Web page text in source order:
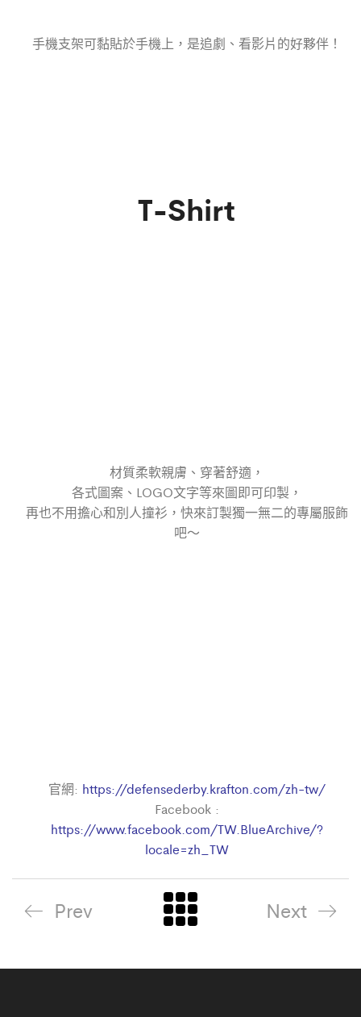
手機支架可黏貼於手機上，是追劇、看影片的好夥伴！
T-Shirt
材質柔軟親膚、穿著舒適，
各式圖案、LOGO文字等來圖即可印製，
再也不用擔心和別人撞衫，快來訂製獨一無二的專屬服飾
吧～
官網: https://defensederby.krafton.com/zh-tw/
Facebook :
https://www.facebook.com/TW.BlueArchive/?
locale=zh_TW
Prev Next